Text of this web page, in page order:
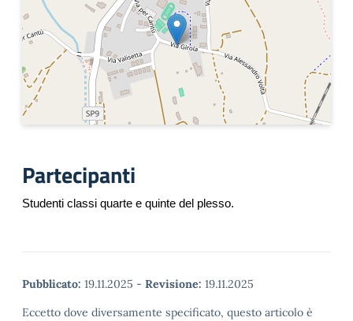
Partecipanti
Studenti classi quarte e quinte del plesso.
Pubblicato: 19.11.2025 - Revisione: 19.11.2025
Eccetto dove diversamente specificato, questo articolo è